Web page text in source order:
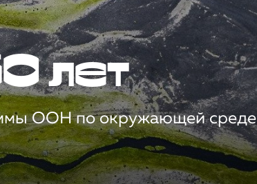
лет
ООН по окружающей среде